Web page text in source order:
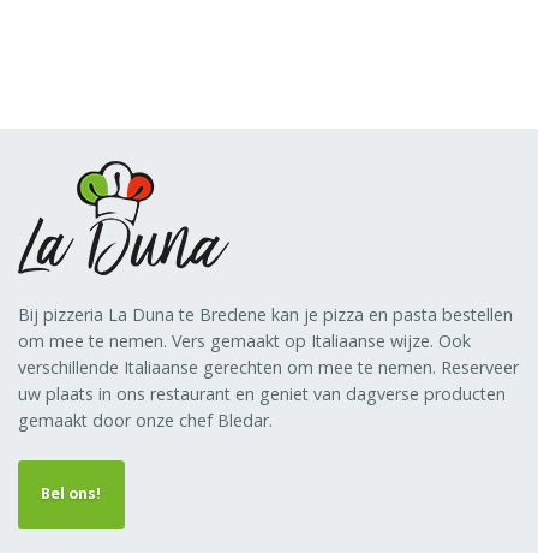
Bij pizzeria La Duna te Bredene kan je pizza en pasta bestellen
om mee te nemen. Vers gemaakt op Italiaanse wijze. Ook
verschillende Italiaanse gerechten om mee te nemen. Reserveer
uw plaats in ons restaurant en geniet van dagverse producten
gemaakt door onze chef Bledar.
Bel ons!